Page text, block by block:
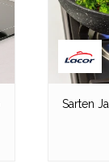
Sarten